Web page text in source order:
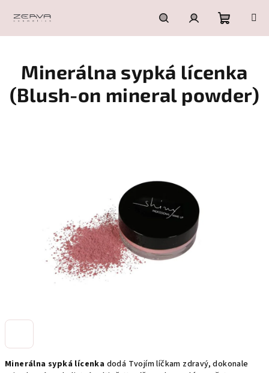
HľadaťPrihlásenie
košík
Minerálna sypká lícenka dodá Tvojím líčkam zdravý, dokonale
Minerálna sypká lícenka
(Blush-on mineral powder)